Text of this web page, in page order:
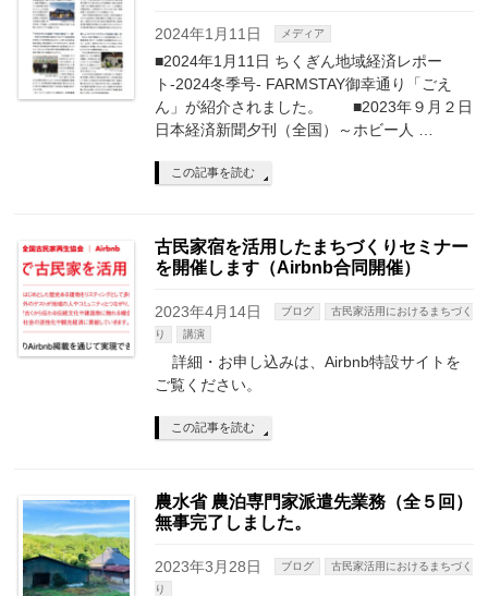
2024年1月11日 メディア
■2024年1月11日 ちくぎん地域経済レポー
ト-2024冬季号- FARMSTAY御幸通り「ごえ
ん」が紹介されました。 ■2023年９月２日
日本経済新聞夕刊（全国）～ホビー人 …
この記事を読む
古民家宿を活用したまちづくりセミナー
を開催します（Airbnb合同開催）
2023年4月14日 ブログ
古民家活用におけるまちづく
り
講演
詳細・お申し込みは、Airbnb特設サイトを
ご覧ください。
この記事を読む
農水省 農泊専門家派遣先業務（全５回）
無事完了しました。
2023年3月28日 ブログ
古民家活用におけるまちづく
り